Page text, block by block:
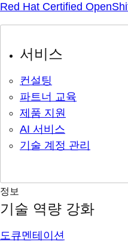
Red Hat Certified
서비스
컨설팅
파트너 교육
제품 지원
AI 서비스
기술 계정 관리
정보
기술 역량 강화
도큐멘테이션